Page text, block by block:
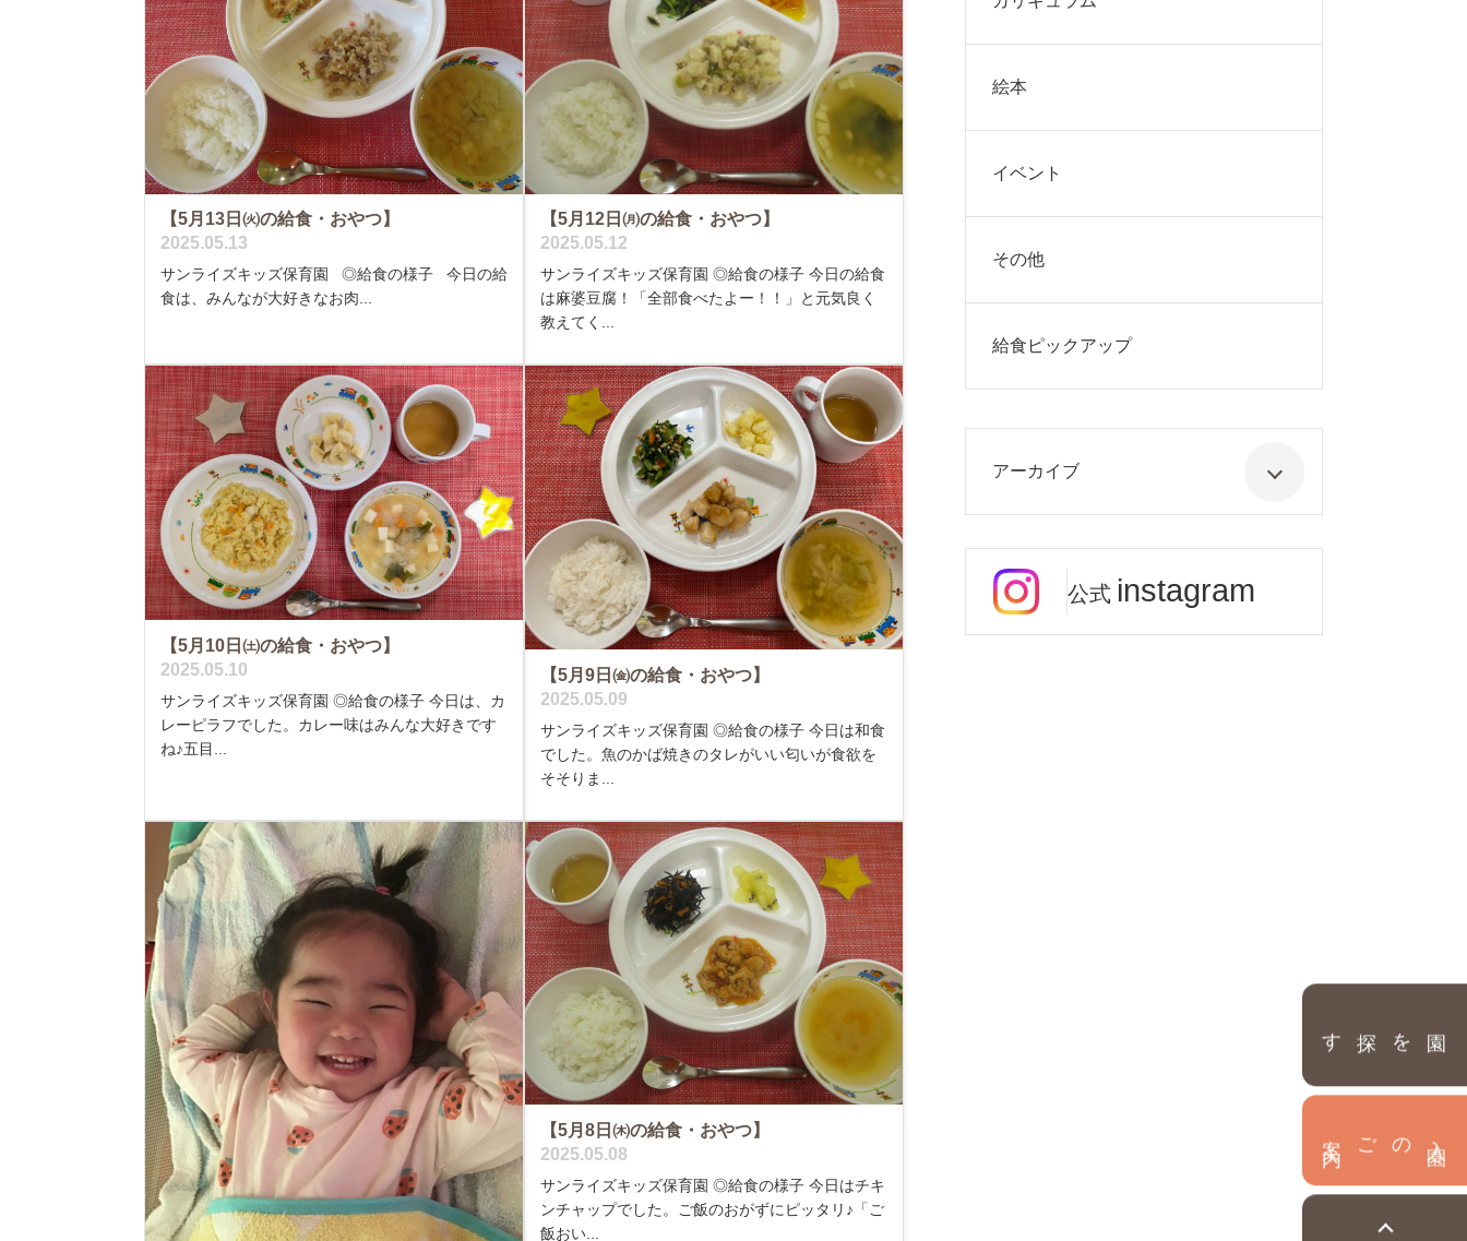
園を探す
【5月13日㈫の給食・おやつ】
2025.05.13
サンライズキッズ保育園 ◎給食の様子 今日の給
食は、みんなが大好きなお肉...
【5月12日㈪の給食・おやつ】
2025.05.12
サンライズキッズ保育園 ◎給食の様子 今日の給食
は麻婆豆腐！「全部食べたよー！！」と元気良く
教えてく...
【5月10日㈯の給食・おやつ】
2025.05.10
サンライズキッズ保育園 ◎給食の様子 今日は、カ
レーピラフでした。カレー味はみんな大好きです
ね♪五目...
【5月9日㈮の給食・おやつ】
2025.05.09
サンライズキッズ保育園 ◎給食の様子 今日は和食
でした。魚のかば焼きのタレがいい匂いが食欲を
そそりま...
【5月8日㈭の給食・おやつ】
2025.05.08
サンライズキッズ保育園 ◎給食の様子 今日はチキ
ンチャップでした。ご飯のおがずにピッタリ♪「ご
飯おい...
絵本
イベント
その他
給食ピックアップ
アーカイブ
公式 instagram